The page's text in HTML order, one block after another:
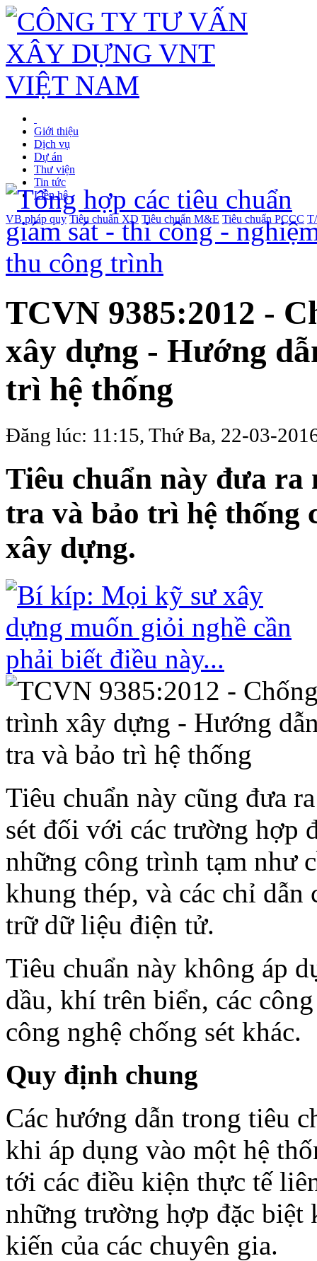
Giới thiệu
Dịch vụ
Dự án
Thư viện
Tin tức
Liên hệ
VB pháp quy Tiêu chuẩn XD Tiêu chuẩn M&E Tiêu chuẩn PCCC
TCVN 9385:2012 -
xây dựng - Hướng
trì hệ thống
Đăng lúc: 11:15, Thứ Ba, 22-03-
Tiêu chuẩn này đưa
tra và bảo trì hệ thống
xây dựng.
Tiêu chuẩn này cũng đưa
sét đối với các trường hợp
những công trình tạm như
khung thép, và các chỉ dẫn
trữ dữ liệu điện tử.
Tiêu chuẩn này không áp
dầu, khí trên biển, các
công nghệ chống sét khác.
Quy định chung
Các hướng dẫn trong tiêu
khi áp dụng vào một hệ
tới các điều kiện thực tế
những trường hợp đặc biệt
kiến của các chuyên gia.